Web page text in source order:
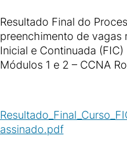
Resultado Final do
preenchimento de vagas
Inicial e Continuada
Módulos 1 e 2 – CCNA
assinado.pdf